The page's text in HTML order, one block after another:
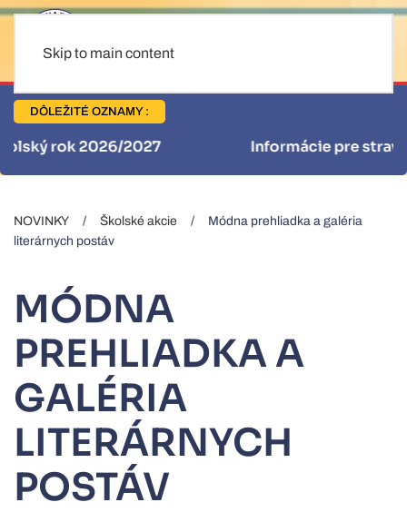
Skip to main content
DÔLEŽITÉ OZNAMY :
Informácie pre stravníkov
NOVINKY Školské akcie
Módna prehliadka a galéria
literárnych postáv
MÓDNA
PREHLIADKA A
GALÉRIA
LITERÁRNYCH
POSTÁV